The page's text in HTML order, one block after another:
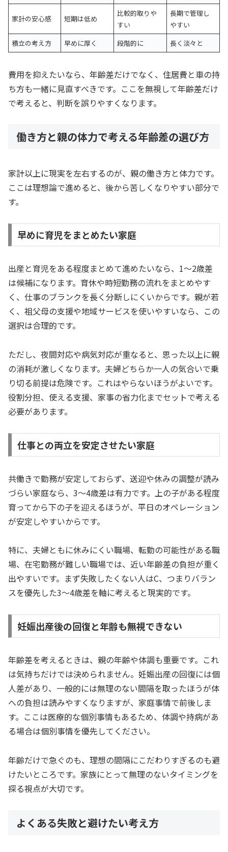
家計の安心感 短期は低め
比較的取りや
すい
長期で管理し
やすい
積立の考え方
早めに厚く 段階的に 長く淡々と
費用を抑えたいなら、年齢差だけでなく、住居費と車の持
ち方も一緒に見直すべきです。ここを無視して年齢差だけ
で考えると、判断を誤りやすくなります。
働き方と親の体力で考える年齢差の選び方
家計以上に現実を左右するのが、親の働き方と体力です。
ここは理想論で進めると、後から苦しくなりやすい部分で
す。
早めに育児をまとめたい家庭
出産と育児をある程度まとめて進めたいなら、1〜2歳差
は候補になります。育休や時短勤務の流れをまとめやす
く、仕事のブランクを長く分断しにくいからです。親が若
く、祖父母の支援や地域サービスを使いやすいなら、この
選択は合理的です。
ただし、夜間対応や病気対応が重なると、思った以上に親
の消耗が激しくなります。夫婦どちらか一人の気合いで乗
り切る前提は危険です。これはやらないほうがよいです。
役割分担、使える支援、家事の省力化までセットで考える
必要があります。
仕事との両立を安定させたい家庭
共働きで勤務が安定しておらず、送迎や休みの調整が読み
づらい家庭なら、3〜4歳差は有力です。上の子がある程度
育ってから下の子を迎えるほうが、平日のオペレーション
が安定しやすいからです。
特に、夫婦ともに休みにくい職場、転勤の可能性がある職
場、在宅勤務が難しい職場では、近い年齢差の負担が重く
出やすいです。まず失敗したくない人はC、つまりバラン
スを優先した3〜4歳差を軸に考えると現実的です。
妊娠出産後の回復と年齢も無視できない
年齢差を考えるときは、親の年齢や体調も重要です。これ
は気持ちだけでは決められません。妊娠出産の回復には個
人差があり、一般的には無理のない間隔を取ったほうが体
への負担は読みやすくなりますが、家庭事情で前後しま
す。ここは医療的な個別事情もあるため、体調や持病があ
る場合は個別事情を優先してください。
年齢だけで急ぐのも、理想の間隔にこだわりすぎるのも避
けたいところです。家族にとって無理のないタイミングを
探る視点が大切です。
よくある失敗と避けたい考え方